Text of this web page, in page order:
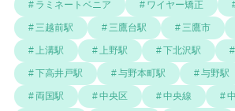
ラミネートベニア ワイヤー矯正
三越前駅 三鷹台駅 三鷹市
上溝駅 上野駅 下北沢駅
下高井戸駅 与野本町駅 与野駅
両国駅 中央区 中央線